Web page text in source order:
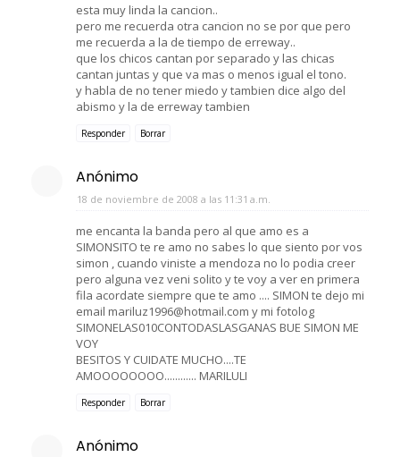
esta muy linda la cancion..
pero me recuerda otra cancion no se por que pero
me recuerda a la de tiempo de erreway..
que los chicos cantan por separado y las chicas
cantan juntas y que va mas o menos igual el tono.
y habla de no tener miedo y tambien dice algo del
abismo y la de erreway tambien
Responder Borrar
Anónimo
18 de noviembre de 2008 a las 11:31 a.m.
me encanta la banda pero al que amo es a
SIMONSITO te re amo no sabes lo que siento por vos
simon , cuando viniste a mendoza no lo podia creer
pero alguna vez veni solito y te voy a ver en primera
fila acordate siempre que te amo .... SIMON te dejo mi
email mariluz1996@hotmail.com y mi fotolog
SIMONELAS010CONTODASLASGANAS BUE SIMON ME
VOY
BESITOS Y CUIDATE MUCHO....TE
AMOOOOOOOO............ MARILULI
Responder Borrar
Anónimo